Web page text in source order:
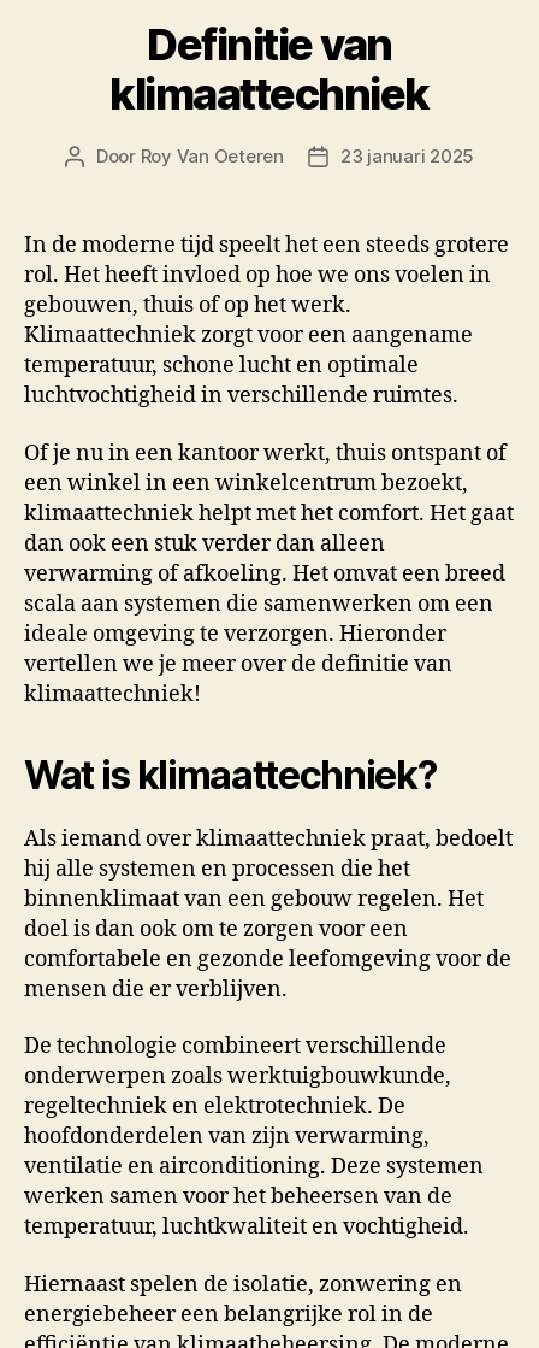
Definitie van
klimaattechniek
Berichtauteur
Door Roy Van Oeteren Berichtdatum
23 januari 2025
In de moderne tijd speelt het een steeds grotere
rol. Het heeft invloed op hoe we ons voelen in
gebouwen, thuis of op het werk.
Klimaattechniek zorgt voor een aangename
temperatuur, schone lucht en optimale
luchtvochtigheid in verschillende ruimtes.
Of je nu in een kantoor werkt, thuis ontspant of
een winkel in een winkelcentrum bezoekt,
klimaattechniek helpt met het comfort. Het gaat
dan ook een stuk verder dan alleen
verwarming of afkoeling. Het omvat een breed
scala aan systemen die samenwerken om een
ideale omgeving te verzorgen. Hieronder
vertellen we je meer over de definitie van
klimaattechniek!
Wat is klimaattechniek?
Als iemand over klimaattechniek praat, bedoelt
hij alle systemen en processen die het
binnenklimaat van een gebouw regelen. Het
doel is dan ook om te zorgen voor een
comfortabele en gezonde leefomgeving voor de
mensen die er verblijven.
De technologie combineert verschillende
onderwerpen zoals werktuigbouwkunde,
regeltechniek en elektrotechniek. De
hoofdonderdelen van zijn verwarming,
ventilatie en airconditioning. Deze systemen
werken samen voor het beheersen van de
temperatuur, luchtkwaliteit en vochtigheid.
Hiernaast spelen de isolatie, zonwering en
energiebeheer een belangrijke rol in de